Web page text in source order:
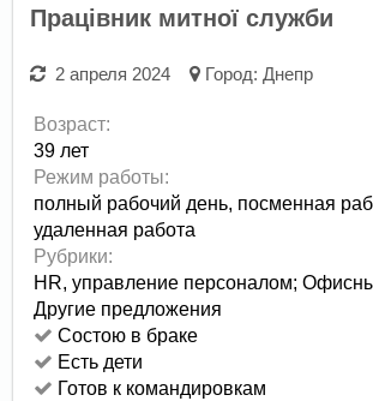
Працівник митної служби
2 апреля 2024 Город: Днепр
Возраст:
39 лет
Режим работы:
полный рабочий день, посменная
удаленная работа
Рубрики:
HR, управление персоналом;
Другие предложения
Состою в браке
Есть дети
Готов к командировкам